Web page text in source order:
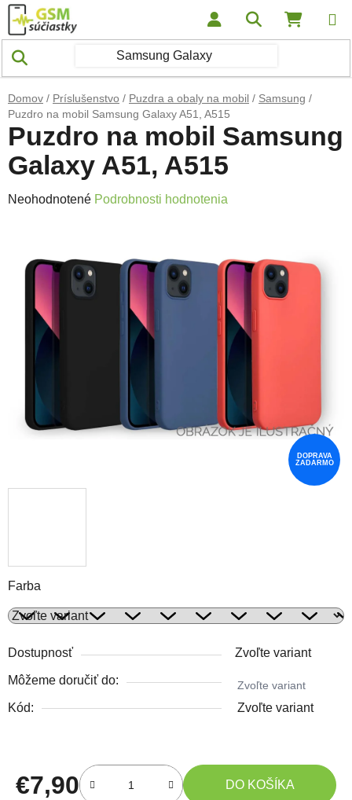
Prejsť na obsah Hľadať
Domov / Príslušenstvo / Puzdra a obaly na mobil / Samsung /
Puzdro na mobil Samsung Galaxy A51, A515
Farba
Dostupnosť Zvoľte variant
Môžeme doručiť do: Zvoľte variant
Kód: Zvoľte variant
€7,90 DO KOŠÍKA
Puzdro na mobil Samsung
Galaxy A51, A515
Priemerné hodnotenie produktu je 0,0 z 5 hviezdičiek.
Neohodnotené Podrobnosti hodnotenia
DOPRAVA
ZADARMO